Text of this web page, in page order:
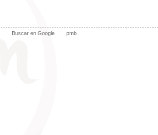
Buscar en Google pmb